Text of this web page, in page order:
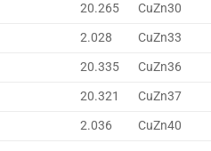
20.265
CuZn30
2.028
CuZn33
20.335
CuZn36
20.321
CuZn37
2.036
CuZn40